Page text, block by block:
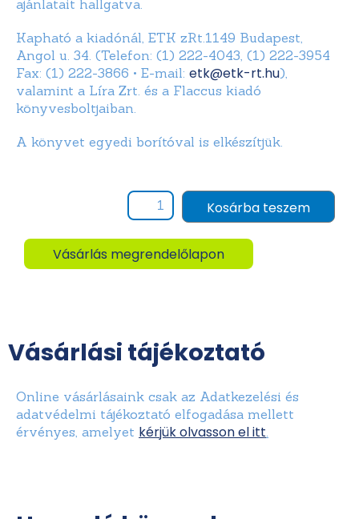
ajánlatait hallgatva.
Kapható a kiadónál, ETK zRt.1149 Budapest,
Angol u. 34. (Telefon: (1) 222-4043, (1) 222-3954
Fax: (1) 222-3866 • E-mail: etk@etk-rt.hu),
valamint a Líra Zrt. és a Flaccus kiadó
könyvesboltjaiban.
A könyvet egyedi borítóval is elkészítjük.
Kosárba teszem
Vásárlás megrendelőlapon
Vásárlási tájékoztató
Online vásárlásaink csak az Adatkezelési és
adatvédelmi tájékoztató elfogadása mellett
érvényes, amelyet kérjük olvasson el itt.